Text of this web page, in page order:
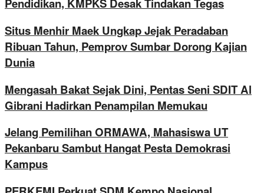
Pendidikan, KMPKS Desak Tindakan Tegas
Situs Menhir Maek Ungkap Jejak Peradaban
Ribuan Tahun, Pemprov Sumbar Dorong Kajian
Dunia
Mengasah Bakat Sejak Dini, Pentas Seni SDIT Al
Gibrani Hadirkan Penampilan Memukau
Jelang Pemilihan ORMAWA, Mahasiswa UT
Pekanbaru Sambut Hangat Pesta Demokrasi
Kampus